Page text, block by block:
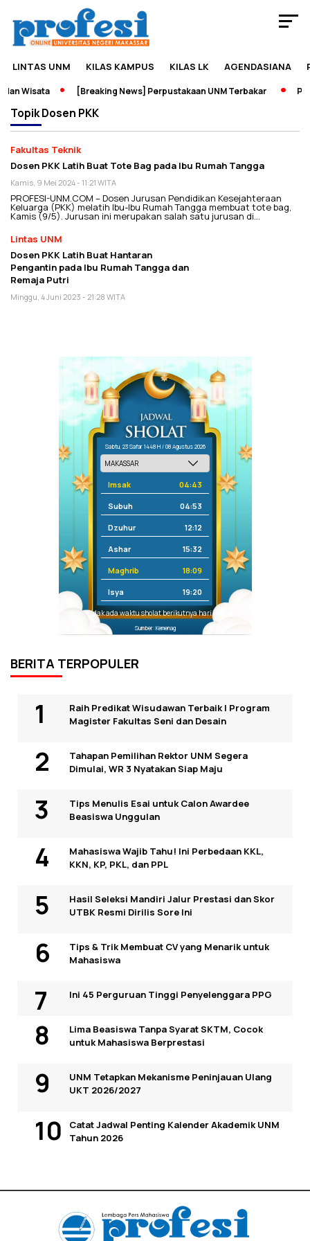
LINTAS UNM KILAS KAMPUS KILAS LK AGENDASIANA
Wisata [Breaking News] Perpustakaan UNM Terbakar
TopikDosen PKK
Fakultas Teknik
Dosen PKK Latih Buat Tote Bag pada Ibu Rumah Tangga
Kamis, 9 Mei 2024 - 11:21 WITA
PROFESI-UNM.COM – Dosen Jurusan Pendidikan Kesejahteraan
Keluarga (PKK) melatih Ibu-Ibu Rumah Tangga membuat tote bag,
Kamis (9/5). Jurusan ini merupakan salah satu jurusan di…
Lintas UNM
Dosen PKK Latih Buat Hantaran
Pengantin pada Ibu Rumah Tangga dan
Remaja Putri
Minggu, 4 Juni 2023 - 21:28 WITA
Sabtu, 23 Safar 1448 H / 08 Agustus 2026
Imsak 04:43
Subuh 04:53
Dzuhur 12:12
Ashar 15:32
Maghrib 18:09
Isya 19:20
Tidak ada waktu sholat berikutnya hari ini.
Sumber: Kemenag
BERITA TERPOPULER
Raih Predikat Wisudawan Terbaik I Program
Magister Fakultas Seni dan Desain
Tahapan Pemilihan Rektor UNM Segera
Dimulai, WR 3 Nyatakan Siap Maju
Tips Menulis Esai untuk Calon Awardee
Beasiswa Unggulan
Mahasiswa Wajib Tahu! Ini Perbedaan KKL,
KKN, KP, PKL, dan PPL
Hasil Seleksi Mandiri Jalur Prestasi dan Skor
UTBK Resmi Dirilis Sore Ini
Tips & Trik Membuat CV yang Menarik untuk
Mahasiswa
Ini 45 Perguruan Tinggi Penyelenggara PPG
Lima Beasiswa Tanpa Syarat SKTM, Cocok
untuk Mahasiswa Berprestasi
UNM Tetapkan Mekanisme Peninjauan Ulang
UKT 2026/2027
Catat Jadwal Penting Kalender Akademik UNM
Tahun 2026